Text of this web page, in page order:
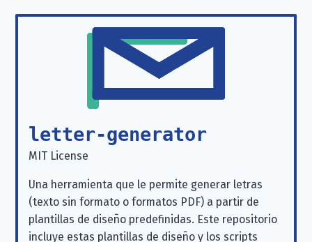
letter-generator
MIT License
Una herramienta que le permite generar letras
(texto sin formato o formatos PDF) a partir de
plantillas de diseño predefinidas. Este repositorio
incluye estas plantillas de diseño y los scripts